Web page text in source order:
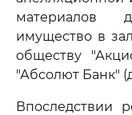
материалов
имущество в
обществу
"Абсолют Банк"
Впоследствии